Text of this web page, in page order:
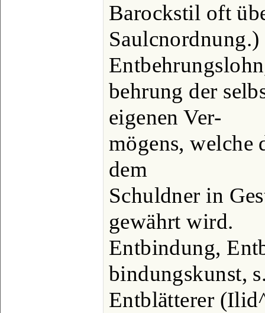
Barockstil oft
Saulcnordnung.)
behrung der
eigenen Ver-
mögens, welche
dem
Schuldner in
gewährt wird.
Entbindung,
bindungskunst,
Entblätterer